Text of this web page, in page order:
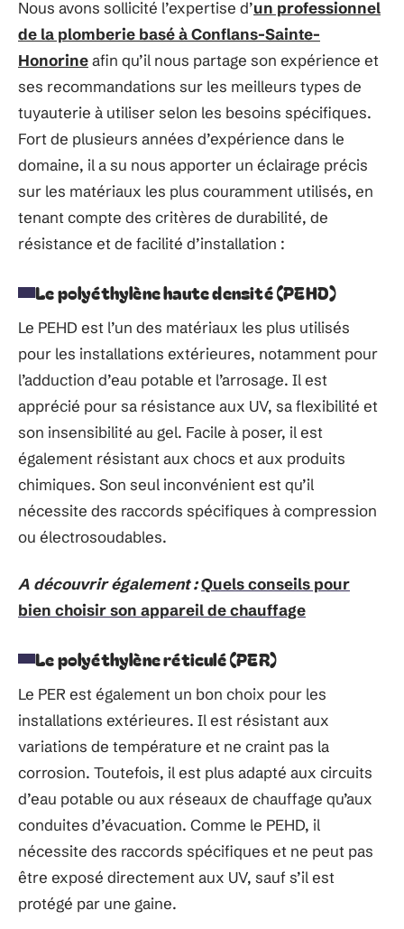
Nous avons sollicité l’expertise d’un professionnel
de la plomberie basé à Conflans-Sainte-
Honorineafin qu’il nous partage son expérience et
ses recommandations sur les meilleurs types de
tuyauterie à utiliser selon les besoins spécifiques.
Fort de plusieurs années d’expérience dans le
domaine, il a su nous apporter un éclairage précis
sur les matériaux les plus couramment utilisés, en
tenant compte des critères de durabilité, de
résistance et de facilité d’installation :
Le polyéthylène haute densité (PEHD)
Le PEHD est l’un des matériaux les plus utilisés
pour les installations extérieures, notamment pour
l’adduction d’eau potable et l’arrosage. Il est
apprécié pour sa résistance aux UV, sa flexibilité et
son insensibilité au gel. Facile à poser, il est
également résistant aux chocs et aux produits
chimiques. Son seul inconvénient est qu’il
nécessite des raccords spécifiques à compression
ou électrosoudables.
A découvrir également :Quels conseils pour
bien choisir son appareil de chauffage
Le polyéthylène réticulé (PER)
Le PER est également un bon choix pour les
installations extérieures. Il est résistant aux
variations de température et ne craint pas la
corrosion. Toutefois, il est plus adapté aux circuits
d’eau potable ou aux réseaux de chauffage qu’aux
conduites d’évacuation. Comme le PEHD, il
nécessite des raccords spécifiques et ne peut pas
être exposé directement aux UV, sauf s’il est
protégé par une gaine.